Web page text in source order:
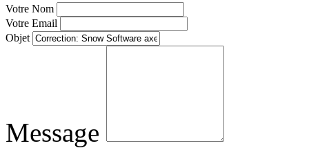
Votre Nom
Votre Email
Objet
Message